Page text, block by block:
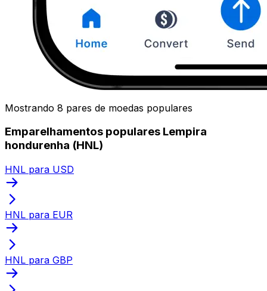
Mostrando 8 pares de moedas populares
Emparelhamentos populares Lempira
hondurenha (HNL)
HNL para USD
HNL para EUR
HNL para GBP